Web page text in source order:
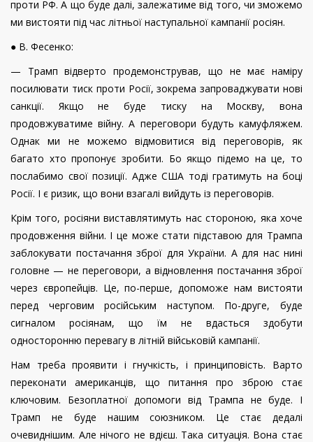
проти РФ. А що буде далі, залежатиме від того, чи зможемо
ми вистояти під час літньої наступальної кампанії росіян.
● В. Фесенко:
— Трамп відверто продемонстрував, що не має наміру
посилювати тиск проти Росії, зокрема запроваджувати нові
санкції. Якщо не буде тиску на Москву, вона
продовжуватиме війну. А переговори будуть камуфляжем.
Однак ми не можемо відмовитися від переговорів, як
багато хто пропонує зробити. Бо якщо підемо на це, то
послабимо свої позиції. Адже США тоді гратимуть на боці
Росії. І є ризик, що вони взагалі вийдуть із переговорів.
Крім того, росіяни виставлятимуть нас стороною, яка хоче
продовження війни. І це може стати підставою для Трампа
заблокувати постачання зброї для України. А для нас нині
головне — не переговори, а відновлення постачання зброї
через європейців. Це, по-перше, допоможе нам вистояти
перед черговим російським наступом. По-друге, буде
сигналом росіянам, що їм не вдасться здобути
односторонню перевагу в літній військовій кампанії.
Нам треба проявити і гнучкість, і принциповість. Варто
переконати американців, що питання про зброю стає
ключовим. Безоплатної допомоги від Трампа не буде. І
Трамп не буде нашим союзником. Це стає дедалі
очевиднішим. Але нічого не вдієш. Така ситуація. Вона стає